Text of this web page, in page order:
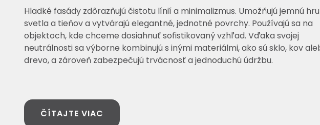
Hladké fasády zdôrazňujú čistotu línií a minimalizmus. Umožňujú jemnú hru
svetla a tieňov a vytvárajú elegantné, jednotné povrchy. Používajú sa na
objektoch, kde chceme dosiahnuť sofistikovaný vzhľad. Vďaka svojej
neutrálnosti sa výborne kombinujú s inými materiálmi, ako sú sklo, kov
drevo, a zároveň zabezpečujú trvácnosť a jednoduchú údržbu.
ČÍTAJTE VIAC